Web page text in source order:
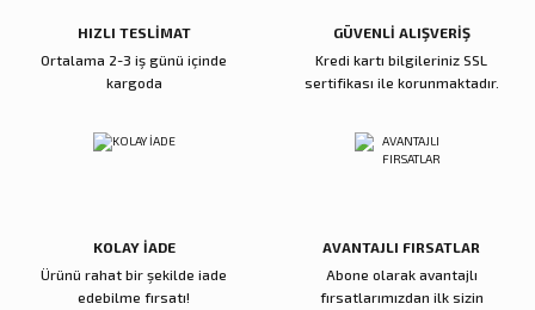
HIZLI TESLİMAT
Ortalama 2-3 iş günü içinde
kargoda
GÜVENLİ ALIŞVERİŞ
Kredi kartı bilgileriniz SSL
sertifikası ile korunmaktadır.
KOLAY İADE
Ürünü rahat bir şekilde iade
edebilme fırsatı!
AVANTAJLI FIRSATLAR
Abone olarak avantajlı
fırsatlarımızdan ilk sizin